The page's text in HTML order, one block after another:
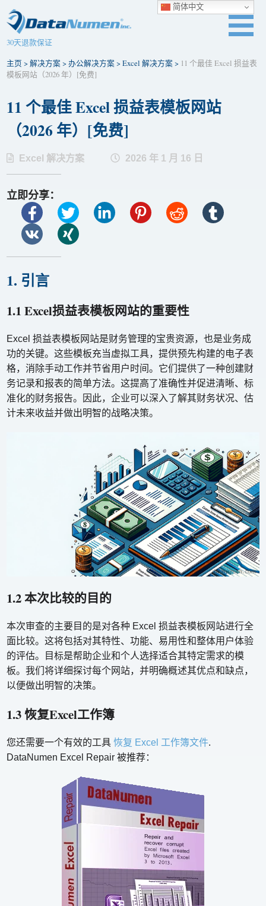
30天退款保证
主页 >解决方案>办公解决方案>Excel 解决方案> 11 个最佳 Excel 损益表
模板网站（2026 年）[免费]
11 个最佳 Excel 损益表模板网站
（2026 年）[免费]
Excel 解决方案 2026 年 1 月 16 日
立即分享：
1. 引言
1.1 Excel损益表模板网站的重要性
Excel 损益表模板网站是财务管理的宝贵资源，也是业务成
功的关键。这些模板充当虚拟工具，提供预先构建的电子表
格，消除手动工作并节省用户时间。它们提供了一种创建财
务记录和报表的简单方法。这提高了准确性并促进清晰、标
准化的财务报告。因此，企业可以深入了解其财务状况、估
计未来收益并做出明智的战略决策。
1.2 本次比较的目的
本次审查的主要目的是对各种 Excel 损益表模板网站进行全
面比较。这将包括对其特性、功能、易用性和整体用户体验
的评估。目标是帮助企业和个人选择适合其特定需求的模
板。我们将详细探讨每个网站，并明确概述其优点和缺点，
以便做出明智的决策。
1.3 恢复Excel工作簿
您还需要一个有效的工具恢复 Excel 工作簿文件.
DataNumen Excel Repair 被推荐：
简体中文